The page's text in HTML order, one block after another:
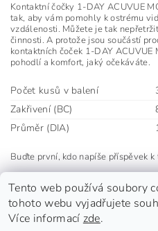
Kontaktní čočky 1-DAY ACUVUE
tak, aby vám pomohly k ostrému
vzdálenosti. Můžete je tak
činnosti. A protože jsou součástí
kontaktních čoček 1-DAY
pohodlí a komfort, jaký očekáváte.
Počet kusů v balení
Zakřivení (BC)
Průměr (DIA)
Buďte první, kdo napíše příspěvek k
Přidat komentář
Tento web používá soubory
tohoto webu vyjadřujete
Více informací zde.